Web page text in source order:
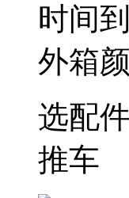
时间
外箱
选配件
推车